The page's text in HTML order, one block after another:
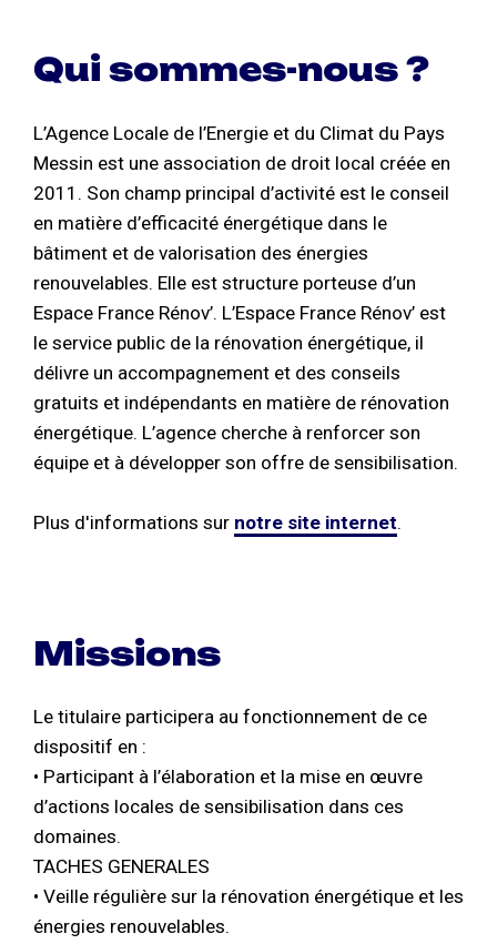
Qui sommes-nous ?
L’Agence Locale de l’Energie et du Climat du Pays
Messin est une association de droit local créée en
2011. Son champ principal d’activité est le conseil
en matière d’efficacité énergétique dans le
bâtiment et de valorisation des énergies
renouvelables. Elle est structure porteuse d’un
Espace France Rénov’. L’Espace France Rénov’ est
le service public de la rénovation énergétique, il
délivre un accompagnement et des conseils
gratuits et indépendants en matière de rénovation
énergétique. L’agence cherche à renforcer son
équipe et à développer son offre de sensibilisation.
Plus d'informations sur notre site internet.
Missions
Le titulaire participera au fonctionnement de ce
dispositif en :
• Participant à l’élaboration et la mise en œuvre
d’actions locales de sensibilisation dans ces
domaines.
TACHES GENERALES
• Veille régulière sur la rénovation énergétique et les
énergies renouvelables.